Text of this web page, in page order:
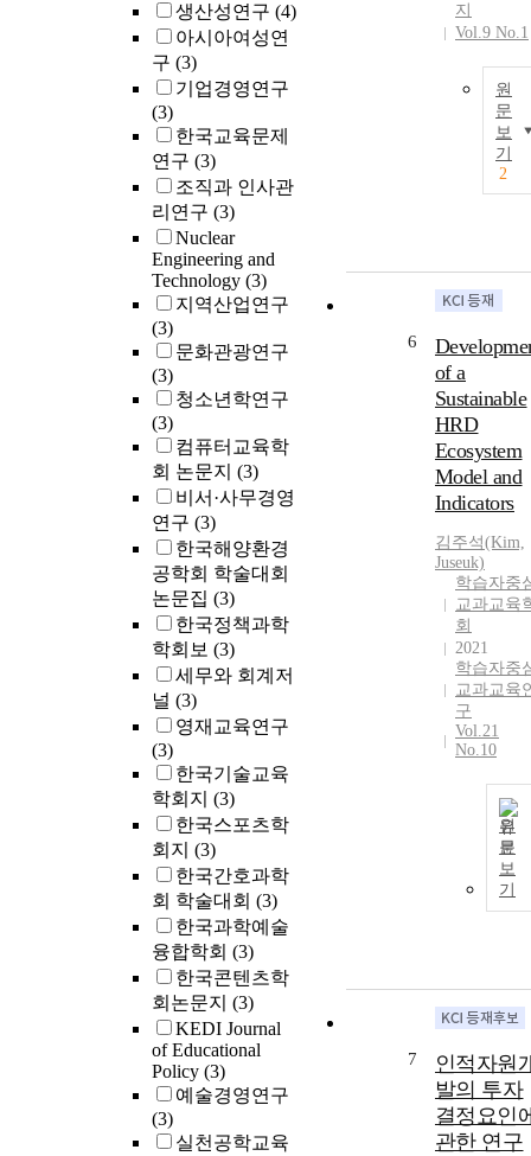
생산성연구 (4)
아시아여성연
구 (3)
기업경영연구
(3)
한국교육문제
연구 (3)
조직과 인사관
리연구 (3)
Nuclear
Engineering and
Technology (3)
지역산업연구
(3)
문화관광연구
(3)
청소년학연구
(3)
컴퓨터교육학
회 논문지 (3)
비서·사무경영
연구 (3)
한국해양환경
공학회 학술대회
논문집 (3)
한국정책과학
학회보 (3)
세무와 회계저
널 (3)
영재교육연구
(3)
한국기술교육
학회지 (3)
한국스포츠학
회지 (3)
한국간호과학
회 학술대회 (3)
한국과학예술
융합학회 (3)
한국콘텐츠학
회논문지 (3)
KEDI Journal
of Educational
Policy (3)
예술경영연구
(3)
실천공학교육
지
Vol.9 No.1
원
문
보
기
2
6
of a
Sustainable
HRD
Ecosystem
Model and
Indicators
김주석(Kim,
Juseuk)
학습자중
교과교육
회
2021
학습자중
교과교육
구
Vol.21
No.10
원
문
보
기
7
인적자원
발의 투자
결정요인
관한 연구